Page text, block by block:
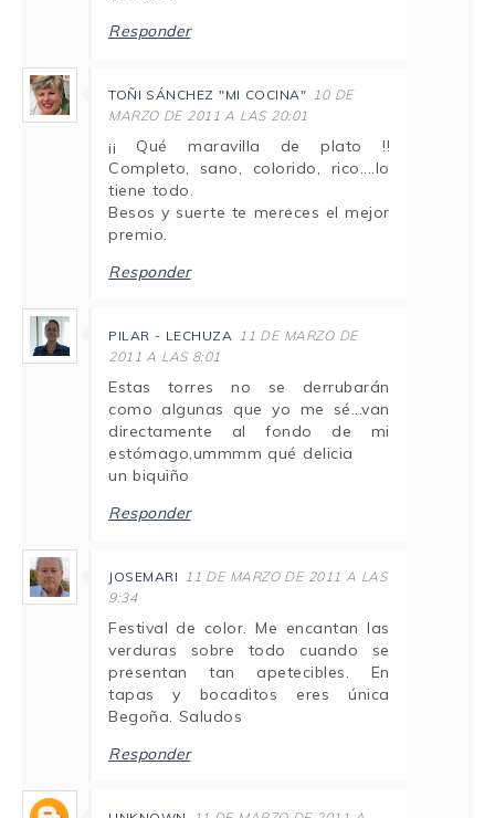
Responder
TOÑI SÁNCHEZ "MI COCINA" 10 DE
MARZO DE 2011 A LAS 20:01
¡¡ Qué maravilla de plato !!
Completo, sano, colorido, rico....lo
tiene todo.
Besos y suerte te mereces el mejor
premio.
Responder
PILAR - LECHUZA 11 DE MARZO DE
2011 A LAS 8:01
Estas torres no se derrubarán
como algunas que yo me sé...van
directamente al fondo de mi
estómago,ummmm qué delicia
un biquiño
Responder
JOSEMARI 11 DE MARZO DE 2011 A LAS
9:34
Festival de color. Me encantan las
verduras sobre todo cuando se
presentan tan apetecibles. En
tapas y bocaditos eres única
Begoña. Saludos
Responder